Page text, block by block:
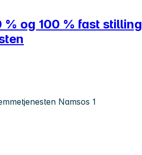
% og 100 % fast stilling
Namsos 1